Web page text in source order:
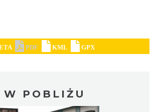
W POBLIŻU